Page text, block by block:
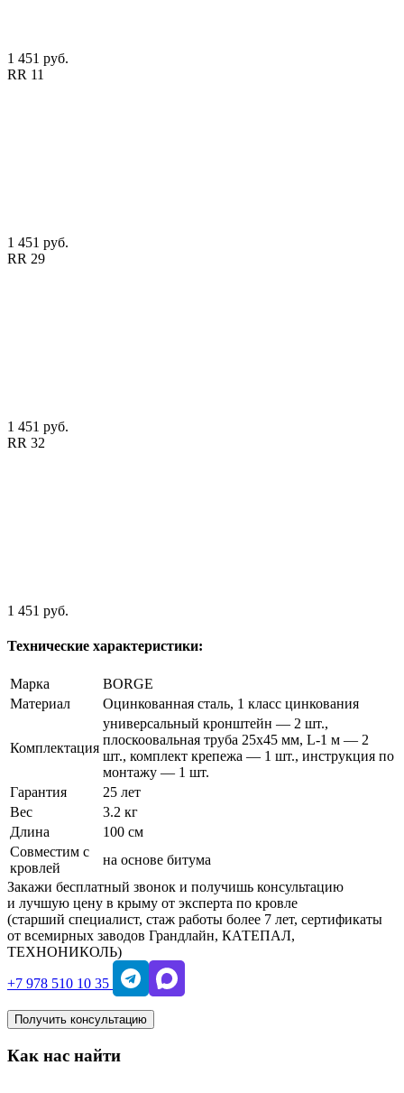
1 451 руб.
RR 11
1 451 руб.
RR 29
1 451 руб.
RR 32
1 451 руб.
Технические характеристики:
Марка
BORGE
Материал
Оцинкованная сталь, 1 класс цинкования
Комплектация
универсальный кронштейн — 2 шт.,
плоскоовальная труба 25х45 мм, L-1 м — 2
шт., комплект крепежа — 1 шт., инструкция по
монтажу — 1 шт.
Гарантия
25 лет
Вес
3.2 кг
Длина
100 см
Совместим с
кровлей
на основе битума
Закажи бесплатный звонок и получишь консультацию
и лучшую цену в крыму от эксперта по кровле
(старший специалист, стаж работы более 7 лет, сертификаты
от всемирных заводов Грандлайн, КАТЕПАЛ,
ТЕХНОНИКОЛЬ)
+7 978 510 10 35
Получить консультацию
Как нас найти